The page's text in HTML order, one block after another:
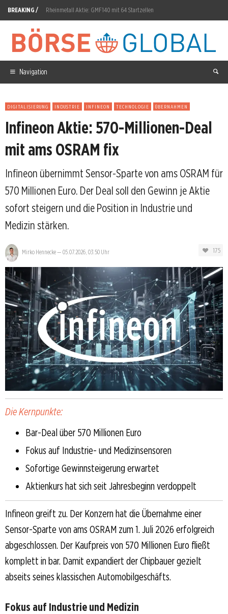
BREAKING / Rheinmetall Aktie: GMF140 mit 64 Startzellen
Palantir Aktie: 9,88-Prozent-Sprung auf 148,84 Euro
Renk Group Aktie: Rheinmetall-Vertrag über 270 Millionen Euro
Telekom steht vor milliardenschwerer KI-Entscheidung
Allianz-Aktie: Kapitalpolster oder Kostenfalle?
Commerzbank Aktie: 1,2-Milliarden-Rückkauf genehmigt
SpaceX Aktie: 327 Milliarden Wertzuwachs nach Lockup-Ablauf
Bajaj Mobility vor der nächsten Bilanz-Prüfung
Navigation
DIGITALISIERUNG INDUSTRIE INFINEON TECHNOLOGIE ÜBERNAHMEN
Infineon Aktie: 570-Millionen-Deal
mit ams OSRAM fix
Infineon übernimmt Sensor-Sparte von ams OSRAM für
570 Millionen Euro. Der Deal soll den Gewinn je Aktie
sofort steigern und die Position in Industrie und
Medizin stärken.
Mirko Hennecke— 05.07.2026, 03:50 Uhr 175
Die Kernpunkte:
Bar-Deal über 570 Millionen Euro
Fokus auf Industrie- und Medizinsensoren
Sofortige Gewinnsteigerung erwartet
Aktienkurs hat sich seit Jahresbeginn verdoppelt
Infineon greift zu. Der Konzern hat die Übernahme einer
Sensor-Sparte von ams OSRAM zum 1. Juli 2026 erfolgreich
abgeschlossen. Der Kaufpreis von 570 Millionen Euro fließt
komplett in bar. Damit expandiert der Chipbauer gezielt
abseits seines klassischen Automobilgeschäfts.
Fokus auf Industrie und Medizin